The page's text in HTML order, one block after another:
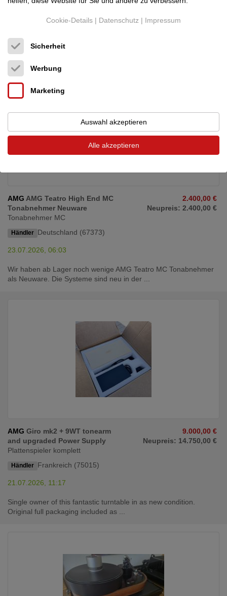
25.07.2026, 06:46
An AMG Viella Forte with 12JT tonearm is available, brand new,
sealed box Should you need more details, ...
AMG AMG Teatro High End MC
Tonabnehmer Neuware
Tonabnehmer MC
Händler Deutschland (67373)
2.400,00 €
Neupreis: 2.400,00 €
23.07.2026, 06:03
Wir haben ab Lager noch wenige AMG Teatro MC Tonabnehmer
als Neuware. Die Systeme sind neu in der ...
AMG Giro mk2 + 9WT tonearm
and upgraded Power Supply
Plattenspieler komplett
Händler Frankreich (75015)
9.000,00 €
Neupreis: 14.750,00 €
21.07.2026, 11:17
Single owner of this fantastic turntable in as new condition.
Original full packaging included as ...
Cookie-Details | Datenschutz | Impressum
Sicherheit
Werbung
Marketing
Auswahl akzeptieren
Alle akzeptieren